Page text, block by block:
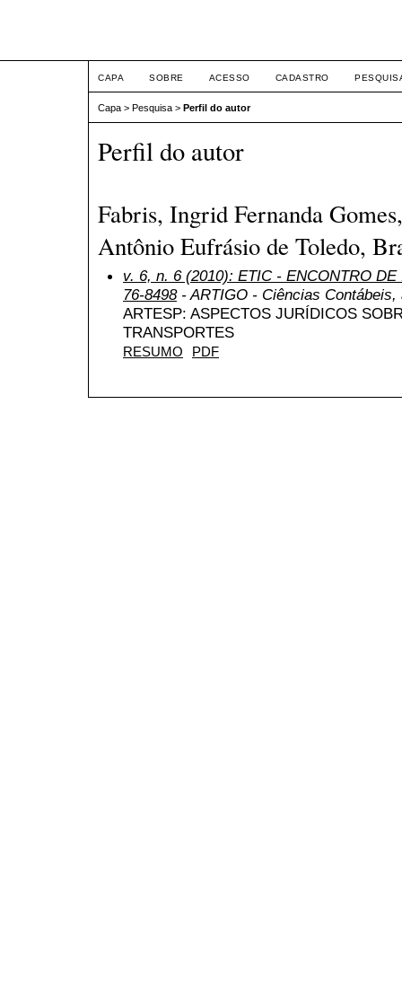
CAPA SOBRE ACESSO CADASTRO
Capa > Pesquisa > Perfil do autor
Perfil do autor
Fabris, Ingrid Fernanda
Antônio Eufrásio de Toledo,
v. 6, n. 6 (2010): ETIC - ENCONTRO
76-8498- ARTIGO - Ciências Contábeis,
ARTESP: ASPECTOS JURÍDICOS
TRANSPORTES
RESUMO PDF